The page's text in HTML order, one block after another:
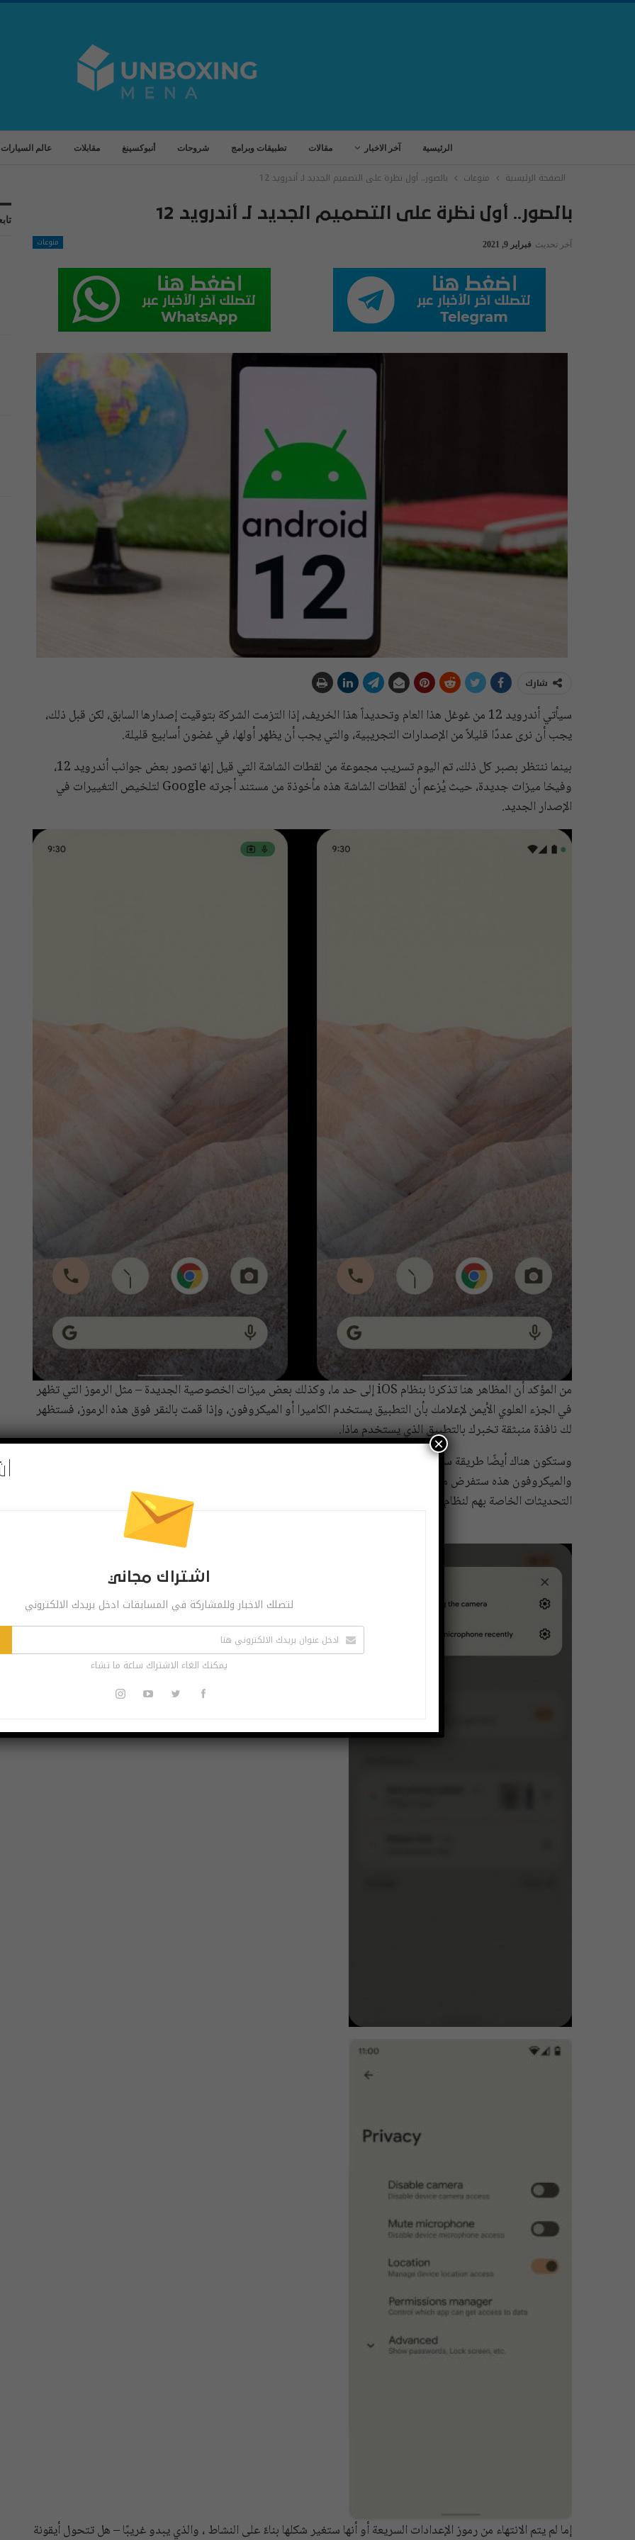
الرئيسية آخر الاخبار مقالات تطبيقات وبرامج شروحات أنبوكسينغ مقابلات عالم السيارات
الصفحة الرئيسية منوعات بالصور.. أول نظرة على التصميم الجديد لـ أندرويد 12
بالصور.. أول نظرة على التصميم الجديد لـ أندرويد 12
منوعات آخر تحديث فبراير 9, 2021
شارك
سيأتي أندرويد 12 من غوغل هذا العام وتحديداً هذا الخريف، إذا التزمت الشركة بتوقيت إصدارها السابق، لكن قبل ذلك،
يجب أن نرى عددًا قليلاً من الإصدارات التجريبية، والتي يجب أن يظهر أولها، في غضون أسابيع قليلة.
بينما ننتظر بصبر كل ذلك، تم اليوم تسريب مجموعة من لقطات الشاشة التي قيل إنها تصور بعض جوانب أندرويد 12،
وفيخا ميزات جديدة، حيث يُزعم أن لقطات الشاشة هذه مأخوذة من مستند أجرته Google لتلخيص التغييرات في
الإصدار الجديد.
من المؤكد أن المظاهر هنا تذكرنا بنظام iOS إلى حد ما، وكذلك بعض ميزات الخصوصية الجديدة – مثل الرموز التي تظهر
في الجزء العلوي الأيمن لإعلامك بأن التطبيق يستخدم الكاميرا أو الميكروفون، وإذا قمت بالنقر فوق هذه الرموز، فستظهر
لك نافذة منبثقة تخبرك بالتطبيق الذي يستخدم ماذا.
وستكون هناك أيضًا طريقة سريعة لتعطيل الكاميرا أو الميكروفون بنقرة زر تبديل، ويبدو أن مؤشرات استخدام الكاميرا
التحديثات الخاصة بهم لنظام Android 12.
إما لم يتم الانتهاء من رموز الإعدادات السريعة أو أنها ستغير شكلها بناءً على النشاط ، والذي يبدو غريبًا – هل تتحول أيقونة
اشتراك مجاني
لتصلك الاخبار وللمشاركة في المسابقات ادخل بريدك الالكتروني
يمكنك الغاء الاشتراك ساعة ما تشاء
×